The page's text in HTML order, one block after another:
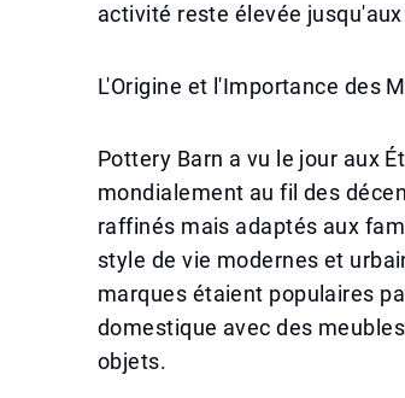
activité reste élevée
L'Origine et l'Importance des
Pottery Barn a vu le jour aux
mondialement au fil des
raffinés mais adaptés aux
style de vie modernes et
marques étaient populaires
domestique avec des
objets.